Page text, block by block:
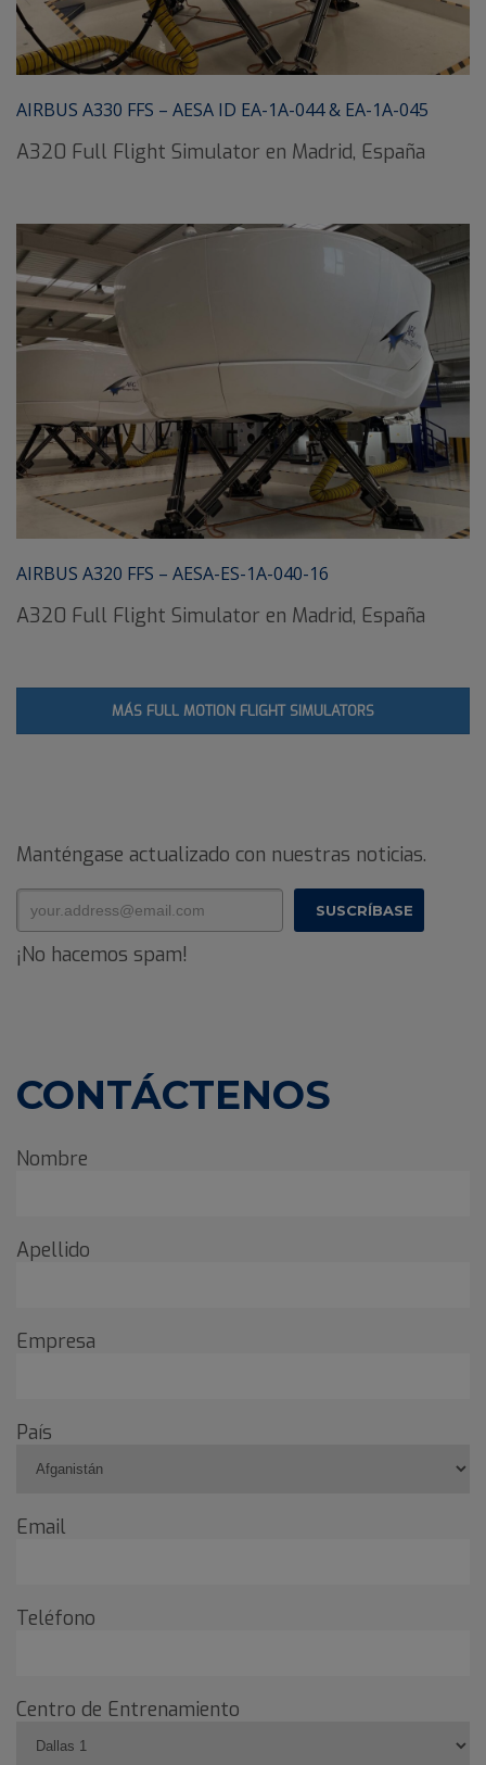
AIRBUS A330 FFS – AESA ID EA-1A-044 & EA-1A-045
A320 Full Flight Simulator en Madrid, España
AIRBUS A320 FFS – AESA-ES-1A-040-16
A320 Full Flight Simulator en Madrid, España
MÁS FULL MOTION FLIGHT SIMULATORS
Manténgase actualizado con nuestras noticias.
¡No hacemos spam!
CONTÁCTENOS
Nombre
Apellido
Empresa
País
Email
Teléfono
Centro de Entrenamiento